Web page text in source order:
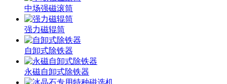
中场强磁滚筒
强力磁辊筒
自卸式除铁器
永磁自卸式除铁器